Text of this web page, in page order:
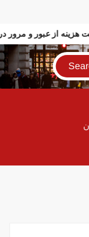
هزینه از عبور و